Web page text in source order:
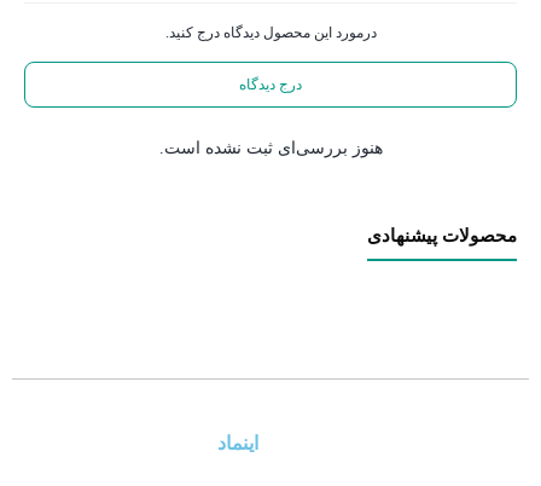
درمورد این محصول دیدگاه درج کنید.
درج دیدگاه
هنوز بررسی‌ای ثبت نشده است.
محصولات پیشنهادی
اینماد